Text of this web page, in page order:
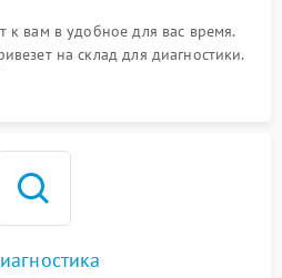
к вам в удобное для вас время.
на склад для диагностики.